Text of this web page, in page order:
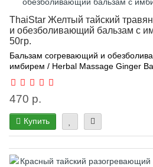
ThaiStar Желтый тайский
и обезболивающий бальзам с
50гр.
Бальзам согревающий и
имбирем / Herbal Massage Ginger
470 р.
Купить